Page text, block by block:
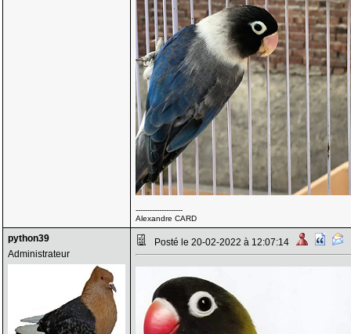
--------------------
Alexandre CARD
python39
Administrateur
Posté le 20-02-2022 à 12:07:14